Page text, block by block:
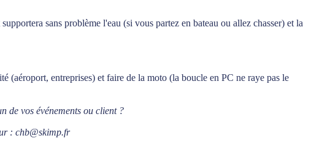
sans problème l'eau (si vous partez en bateau ou allez chasser) et la
(aéroport, entreprises) et faire de la moto (la boucle en PC ne raye pas le
de vos événements ou client ?
: chb@skimp.fr